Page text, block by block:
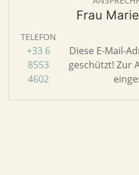
Frau
TELEFON
+33 6
8553
4602
Diese E-Mail-
geschützt! Zur